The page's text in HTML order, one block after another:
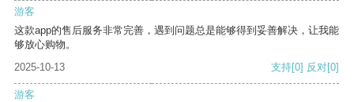
游客
这款app的售后服务非常完善，遇到问题总是能够得到妥善解决，让我能
够放心购物。
2025-10-13
支持[0] 反对[0]
游客